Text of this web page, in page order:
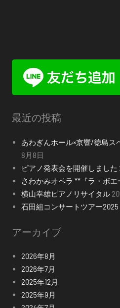
最近の投稿
あわぎんホール×京響/徳島ス
8月8日
ピアノ発表会を開催しました
さわかみオペラ **『ラ・ボエ
横山幸雄ピアノリサイタル
石田組コンサートツアー2025
アーカイブ
2026年8月
2026年7月
2025年12月
2025年9月